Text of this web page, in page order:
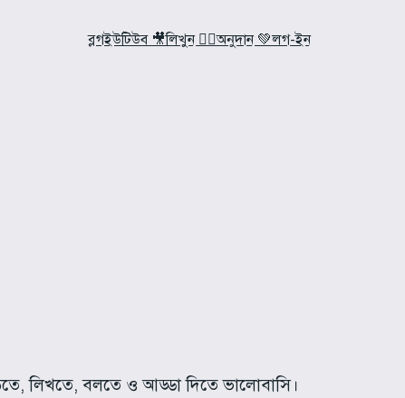
ব্লগইউটিউব 🎥লিখুন ✍🏼অনুদান 💚লগ-ইন
লিখতে, বলতে ও আড্ডা দিতে ভালোবাসি।